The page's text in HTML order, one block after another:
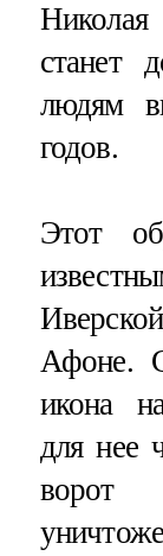
станет
людям
годов.
Этот
Афоне.
икона
для нее
ворот